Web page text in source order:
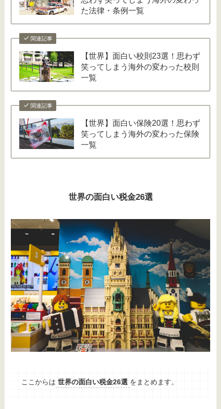
た法律・条例一覧
関連記事
【世界】面白い校則23選！思わず
笑ってしまう海外の変わった校則
一覧
関連記事
【世界】面白い保険20選！思わず
笑ってしまう海外の変わった保険
一覧
世界の面白い税金26選
ここからは 世界の面白い税金26選 をまとめます。